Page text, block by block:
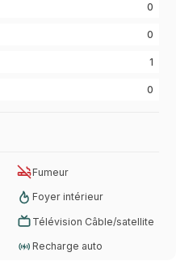
0
0
1
0
Fumeur
Foyer intérieur
Télévision Câble/satellite
Recharge auto